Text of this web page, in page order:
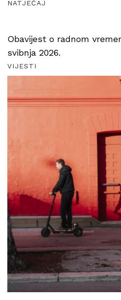
NATJEČAJ
Obavijest o radnom
svibnja 2026.
VIJESTI